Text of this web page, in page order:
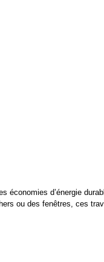
économies d’énergie
ou des fenêtres, ces